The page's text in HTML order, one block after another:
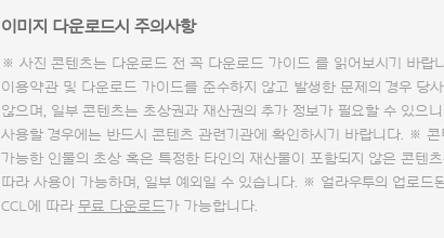
이미지 다운로드시 주의사항
※ 사진 콘텐츠는 다운로드 전 꼭 다운로드 가이드 를 읽어보시기 바랍
이용약관 및 다운로드 가이드를 준수하지 않고 발생한 문제의 경우 당사
않으며, 일부 콘텐츠는 초상권과 재산권의 추가 정보가 필요할 수 있으
사용할 경우에는 반드시 콘텐츠 관련기관에 확인하시기 바랍니다. ※
가능한 인물의 초상 혹은 특정한 타인의 재산물이 포함되지 않은 콘텐츠
따라 사용이 가능하며, 일부 예외일 수 있습니다. ※ 얼라우투의 업로드
CCL에 따라 무료 다운로드가 가능합니다.